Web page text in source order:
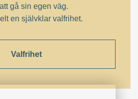
gå sin egen väg.
en självklar valfrihet.
Valfrihet